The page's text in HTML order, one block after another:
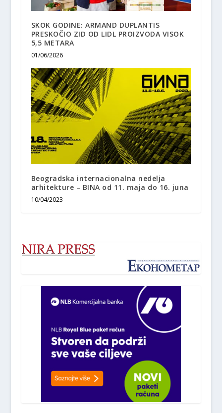
SKOK GODINE: ARMAND DUPLANTIS
PRESKOČIO ZID OD LIDL PROIZVODA VISOK
5,5 METARA
01/06/2026
Beogradska internacionalna nedelja
arhitekture – BINA od 11. maja do 16. juna
10/04/2023